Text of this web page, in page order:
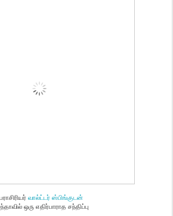
வால்ட்டர் ஸ்பிங்குடன்
ஒரு எதிர்பாராத சந்திப்பு